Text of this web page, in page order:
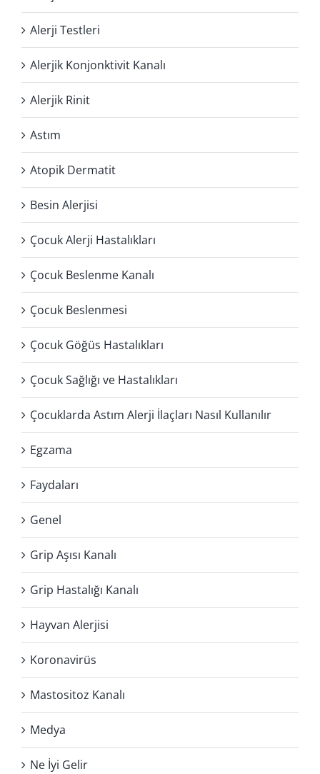
Alerji Testleri
Alerjik Konjonktivit Kanalı
Alerjik Rinit
Astım
Atopik Dermatit
Besin Alerjisi
Çocuk Alerji Hastalıkları
Çocuk Beslenme Kanalı
Çocuk Beslenmesi
Çocuk Göğüs Hastalıkları
Çocuk Sağlığı ve Hastalıkları
Çocuklarda Astım Alerji İlaçları Nasıl Kullanılır
Egzama
Faydaları
Genel
Grip Aşısı Kanalı
Grip Hastalığı Kanalı
Hayvan Alerjisi
Koronavirüs
Mastositoz Kanalı
Medya
Ne İyi Gelir